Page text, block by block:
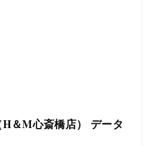
＆M心斎橋店） データ